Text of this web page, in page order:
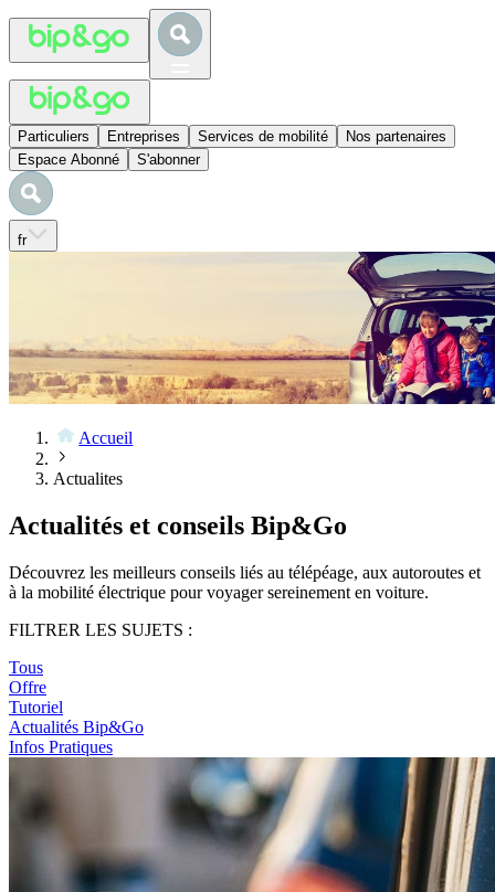
Particuliers Entreprises Services de mobilité
Nos partenaires
Espace Abonné
S'abonner
fr
Accueil
Actualites
Actualités et conseils Bip&Go
Découvrez les meilleurs conseils liés au télépéage, aux autoroutes et
à la mobilité électrique pour voyager sereinement en voiture.
FILTRER LES SUJETS :
Tous
Offre
Tutoriel
Actualités Bip&Go
Infos Pratiques